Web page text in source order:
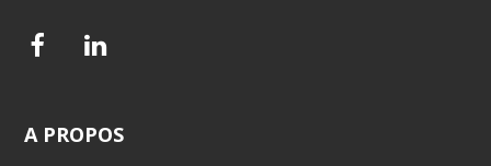
F
e
L
k
A PROPOS